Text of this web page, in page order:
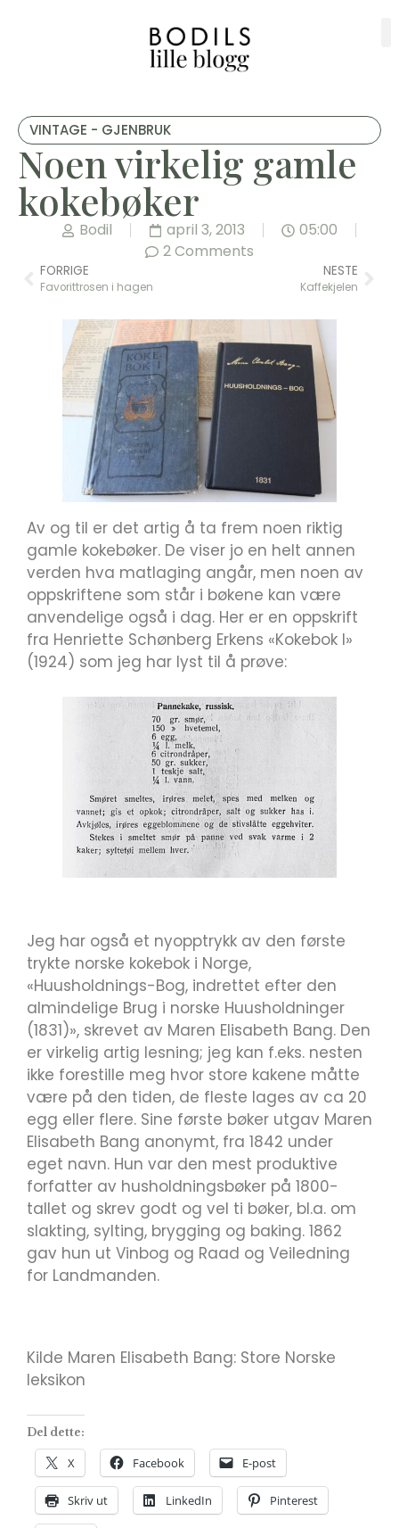
VINTAGE - GJENBRUK
Noen virkelig gamle
kokebøker
Bodil april 3, 2013
05:00
2 Comments
FORRIGE
Favorittrosen i hagen
NESTE
Kaffekjelen
Av og til er det artig å ta frem noen riktig
gamle kokebøker. De viser jo en helt annen
verden hva matlaging angår, men noen av
oppskriftene som står i bøkene kan være
anvendelige også i dag. Her er en oppskrift
fra Henriette Schønberg Erkens «Kokebok I»
(1924) som jeg har lyst til å prøve:
Jeg har også et nyopptrykk av den første
trykte norske kokebok i Norge,
«Huusholdnings-Bog, indrettet efter den
almindelige Brug i norske Huusholdninger
(1831)», skrevet av Maren Elisabeth Bang. Den
er virkelig artig lesning; jeg kan f.eks. nesten
ikke forestille meg hvor store kakene måtte
være på den tiden, de fleste lages av ca 20
egg eller flere. Sine første bøker utgav Maren
Elisabeth Bang anonymt, fra 1842 under
eget navn. Hun var den mest produktive
forfatter av husholdningsbøker på 1800-
tallet og skrev godt og vel ti bøker, bl.a. om
slakting, sylting, brygging og baking. 1862
gav hun ut Vinbog og Raad og Veiledning
for Landmanden.
Kilde Maren Elisabeth Bang: Store Norske
leksikon
Del dette:
X Facebook E-post
Skriv ut LinkedIn Pinterest